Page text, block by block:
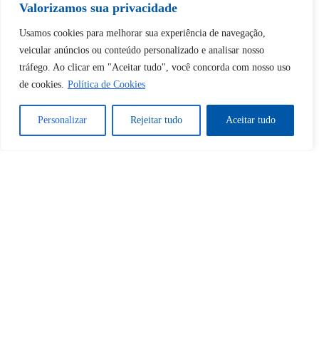
Valorizamos sua privacidade
Usamos cookies para melhorar sua experiência de navegação,
veicular anúncios ou conteúdo personalizado e analisar nosso
tráfego. Ao clicar em "Aceitar tudo", você concorda com nosso uso
de cookies. Política de Cookies
Personalizar Rejeitar tudo Aceitar tudo
Desbloquear esquerda : 0
Sim Não